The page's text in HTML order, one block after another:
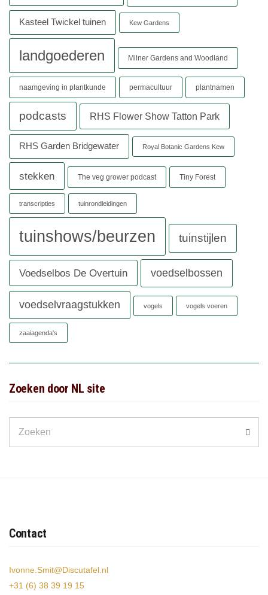
Kasteel Twickel tuinen Kew Gardens
landgoederen Milner Gardens and Woodland
naamgeving in plantkunde permacultuur plantnamen
podcasts RHS Flower Show Tatton Park
RHS Garden Bridgewater Royal Botanic Gardens Kew
stekken The veg grower podcast Tiny Forest
transcripties tuinrondleidingen
tuinshows/beurzen tuinstijlen
Voedselbos De Overtuin voedselbossen
voedselvraagstukken vogels vogels voeren
zaaiagenda's
Zoeken door NL site
for:
Contact
Ivonne.Smit@Discutafel.nl
+31 (6) 38 39 19 15